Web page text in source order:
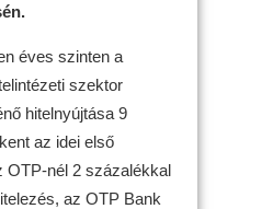
éves szinten a
szektor
hitelnyújtása 9
az idei első
OTP-nél 2 százalékkal
az OTP Bank